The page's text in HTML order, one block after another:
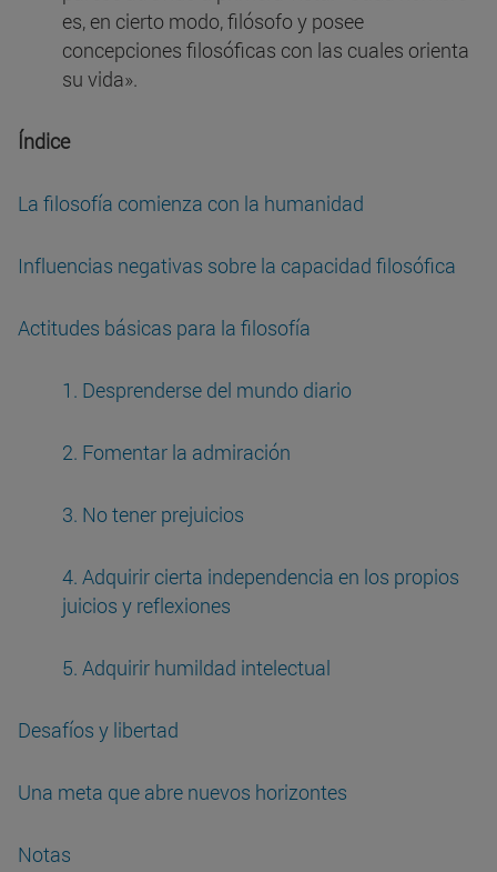
es, en cierto modo, filósofo y posee
concepciones filosóficas con las cuales orienta
su vida».
Índice
La filosofía comienza con la humanidad
Influencias negativas sobre la capacidad filosófica
Actitudes básicas para la filosofía
1. Desprenderse del mundo diario
2. Fomentar la admiración
3. No tener prejuicios
4. Adquirir cierta independencia en los propios
juicios y reflexiones
5. Adquirir humildad intelectual
Desafíos y libertad
Una meta que abre nuevos horizontes
Notas